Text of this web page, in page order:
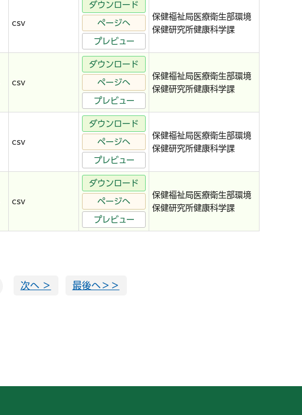
csv
ダウンロード
ページへ
プレビュー
保健福祉局医療衛生部環境
保健研究所健康科学課
csv
ダウンロード
ページへ
プレビュー
保健福祉局医療衛生部環境
保健研究所健康科学課
csv
ダウンロード
ページへ
プレビュー
保健福祉局医療衛生部環境
保健研究所健康科学課
csv
ダウンロード
ページへ
プレビュー
保健福祉局医療衛生部環境
保健研究所健康科学課
次へ ＞ 最後へ＞＞